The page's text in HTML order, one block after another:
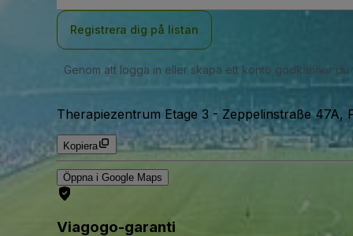
Registrera dig på listan
Genom att logga in eller skapa ett konto godkänner du
Therapiezentrum Etage 3 - Zeppelinstraße 47A,
Kopiera
Öppna i Google Maps
Viagogo-garanti